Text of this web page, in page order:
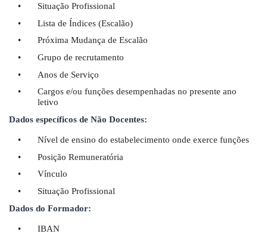
•
Situação Profissional
•
Lista de Índices (Escalão)
•
Próxima Mudança de Escalão
•
Grupo de recrutamento
•
Anos de Serviço
•
Cargos e/ou funções desempenhadas no presente ano
letivo
Dados específicos de Não Docentes:
•
Nível de ensino do estabelecimento onde exerce funções
•
Posição Remuneratória
•
Vínculo
•
Situação Profissional
Dados do Formador:
•
IBAN